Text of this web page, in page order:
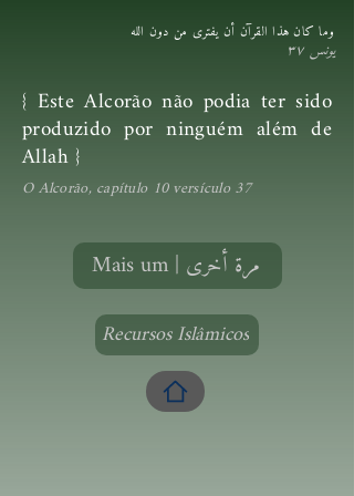
وما كان هذا القرآن أن يفترى من دون الله
يونس ٣٧
{ Este Alcorão não podia ter sido
produzido por ninguém além de
Allah }
O Alcorão, capítulo 10 versículo 37
Mais um | مرة أخرى
Recursos Islâmicos